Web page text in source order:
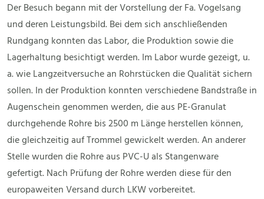
Der Besuch begann mit der Vorstellung der Fa. Vogelsang
und deren Leistungsbild. Bei dem sich anschließenden
Rundgang konnten das Labor, die Produktion sowie die
Lagerhaltung besichtigt werden. Im Labor wurde gezeigt, u.
a. wie Langzeitversuche an Rohrstücken die Qualität sichern
sollen. In der Produktion konnten verschiedene Bandstraße in
Augenschein genommen werden, die aus PE-Granulat
durchgehende Rohre bis 2500 m Länge herstellen können,
die gleichzeitig auf Trommel gewickelt werden. An anderer
Stelle wurden die Rohre aus PVC-U als Stangenware
gefertigt. Nach Prüfung der Rohre werden diese für den
europaweiten Versand durch LKW vorbereitet.